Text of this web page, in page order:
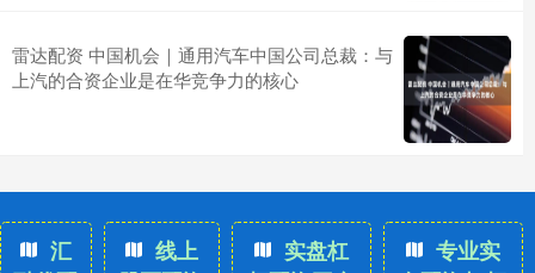
雷达配资 中国机会｜通用汽车中国公司总裁：与
上汽的合资企业是在华竞争力的核心
汇
线上
实盘杠
专业实